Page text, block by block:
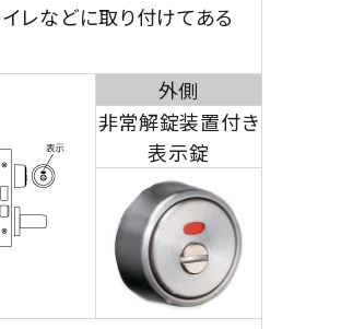
レなどに取り付けてある
外側
非常解錠装置付き
表示錠